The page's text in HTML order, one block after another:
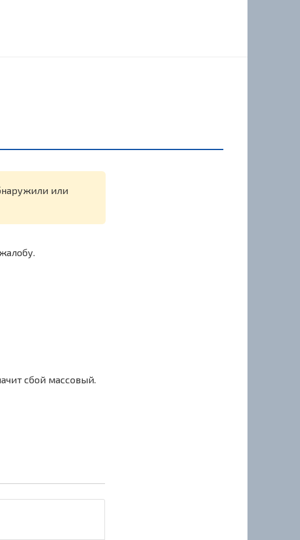
или
сбой массовый.